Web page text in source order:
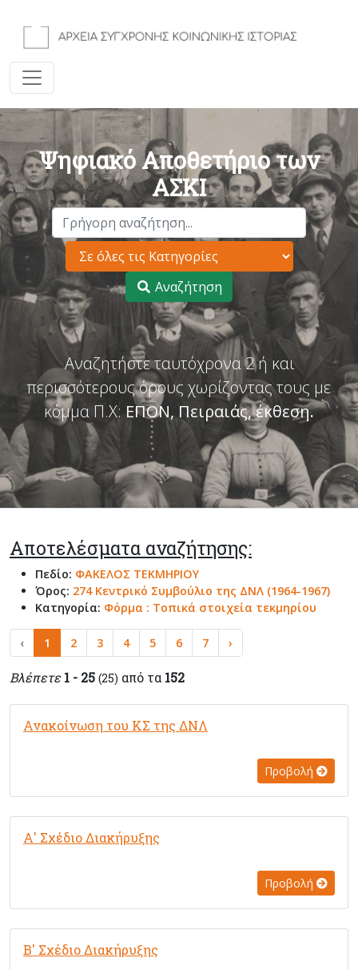
Ψηφιακό Αποθετήριο των
ΑΣΚΙ
Αναζήτηση
Αναζητήστε ταυτόχρονα 2 ή και
περισσότερους όρους χωρίζοντας τους με
κόμμα Π.Χ: ΕΠΟΝ, Πειραιάς, έκθεση.
Αποτελέσματα αναζήτησης:
Πεδίο: ΦΑΚΕΛΟΣ ΤΕΚΜΗΡΙΟΥ
Όρος: 274 Κεντρικό Συμβούλιο της ΔΝΛ (1964-1967)
Κατηγορία: Φόρμα : Τοπικά στοιχεία τεκμηρίου
‹ 1 2 3 4 5 6 7 ›
Βλέπετε 1 - 25 (25) από τα 152
Ανακοίνωση του ΚΣ της ΔΝΛ
Προβολή
Α' Σχέδιο Διακήρυξης
Προβολή
Β' Σχέδιο Διακήρυξης